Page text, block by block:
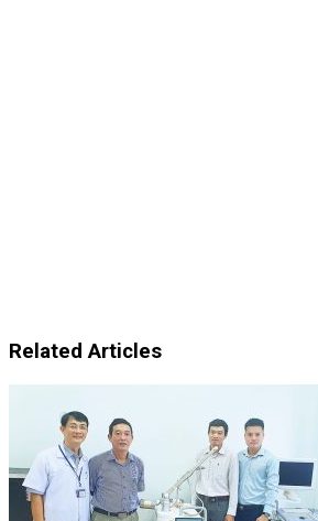
Related Articles